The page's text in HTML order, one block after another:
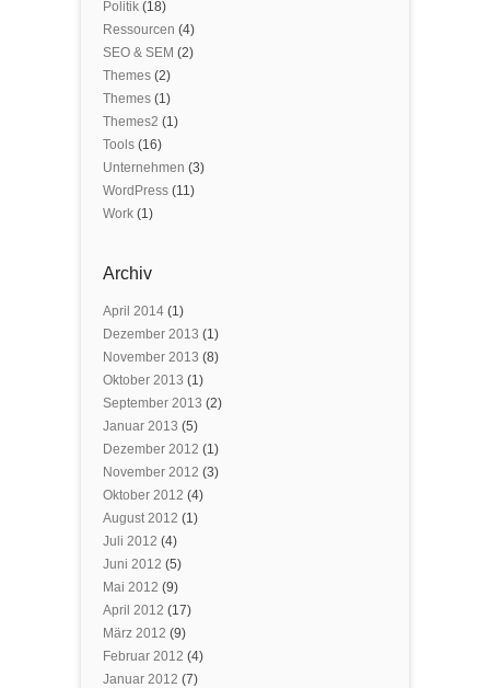
Politik (18)
Ressourcen (4)
SEO & SEM (2)
Themes (2)
Themes (1)
Themes2 (1)
Tools (16)
Unternehmen (3)
WordPress (11)
Work (1)
Archiv
April 2014 (1)
Dezember 2013 (1)
November 2013 (8)
Oktober 2013 (1)
September 2013 (2)
Januar 2013 (5)
Dezember 2012 (1)
November 2012 (3)
Oktober 2012 (4)
August 2012 (1)
Juli 2012 (4)
Juni 2012 (5)
Mai 2012 (9)
April 2012 (17)
März 2012 (9)
Februar 2012 (4)
Januar 2012 (7)